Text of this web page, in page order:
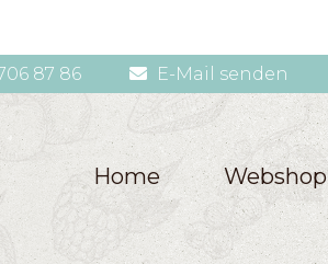
87 86 E-Mail senden
Home Webshop